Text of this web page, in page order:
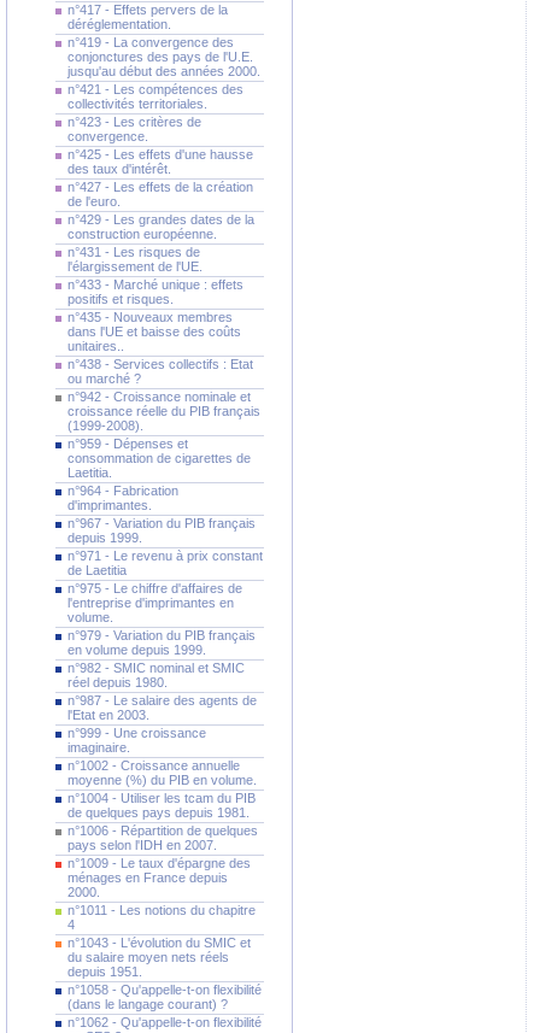
n°417 - Effets pervers de la
déréglementation.
n°419 - La convergence des
conjonctures des pays de l'U.E.
jusqu'au début des années 2000.
n°421 - Les compétences des
collectivités territoriales.
n°423 - Les critères de
convergence.
n°425 - Les effets d'une hausse
des taux d'intérêt.
n°427 - Les effets de la création
de l'euro.
n°429 - Les grandes dates de la
construction européenne.
n°431 - Les risques de
l'élargissement de l'UE.
n°433 - Marché unique : effets
positifs et risques.
n°435 - Nouveaux membres
dans l'UE et baisse des coûts
unitaires..
n°438 - Services collectifs : Etat
ou marché ?
n°942 - Croissance nominale et
croissance réelle du PIB français
(1999-2008).
n°959 - Dépenses et
consommation de cigarettes de
Laetitia.
n°964 - Fabrication
d'imprimantes.
n°967 - Variation du PIB français
depuis 1999.
n°971 - Le revenu à prix constant
de Laetitia
n°975 - Le chiffre d'affaires de
l'entreprise d'imprimantes en
volume.
n°979 - Variation du PIB français
en volume depuis 1999.
n°982 - SMIC nominal et SMIC
réel depuis 1980.
n°987 - Le salaire des agents de
l'Etat en 2003.
n°999 - Une croissance
imaginaire.
n°1002 - Croissance annuelle
moyenne (%) du PIB en volume.
n°1004 - Utiliser les tcam du PIB
de quelques pays depuis 1981.
n°1006 - Répartition de quelques
pays selon l'IDH en 2007.
n°1009 - Le taux d'épargne des
ménages en France depuis
2000.
n°1011 - Les notions du chapitre
4
n°1043 - L'évolution du SMIC et
du salaire moyen nets réels
depuis 1951.
n°1058 - Qu'appelle-t-on flexibilité
(dans le langage courant) ?
n°1062 - Qu'appelle-t-on flexibilité